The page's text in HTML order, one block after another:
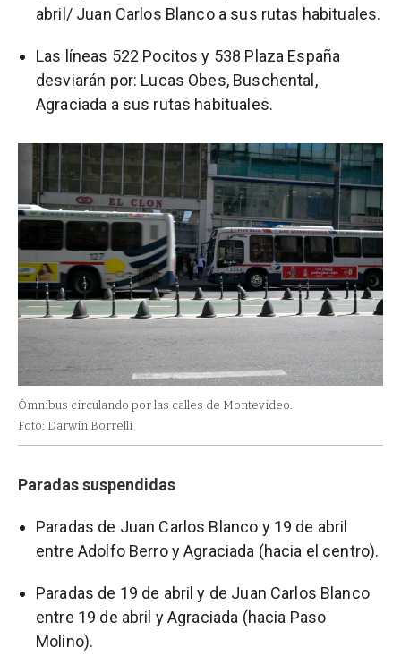
abril/ Juan Carlos Blanco a sus rutas habituales.
Las líneas 522 Pocitos y 538 Plaza España
desviarán por: Lucas Obes, Buschental,
Agraciada a sus rutas habituales.
Ómnibus circulando por las calles de Montevideo.
Foto: Darwin Borrelli
Paradas suspendidas
Paradas de Juan Carlos Blanco y 19 de abril
entre Adolfo Berro y Agraciada (hacia el centro).
Paradas de 19 de abril y de Juan Carlos Blanco
entre 19 de abril y Agraciada (hacia Paso
Molino).